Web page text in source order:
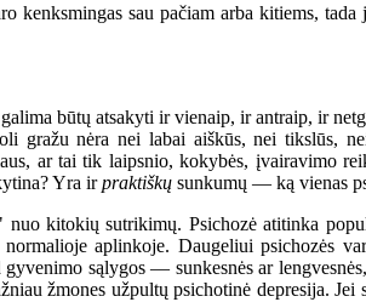
sau pačiam arba kitiems, tada
būtų atsakyti ir vienaip, ir antraip, ir
gražu nėra nei labai aiškūs, nei tikslūs,
ar tai tik laipsnio, kokybės, įvairavimo
Yra irpraktiškų sunkumų — ką vienas
kitokių sutrikimų. Psichozė atitinka
aplinkoje. Daugeliui psichozės
sąlygos — sunkesnės ar
žmones užpultų psichotinė depresija.